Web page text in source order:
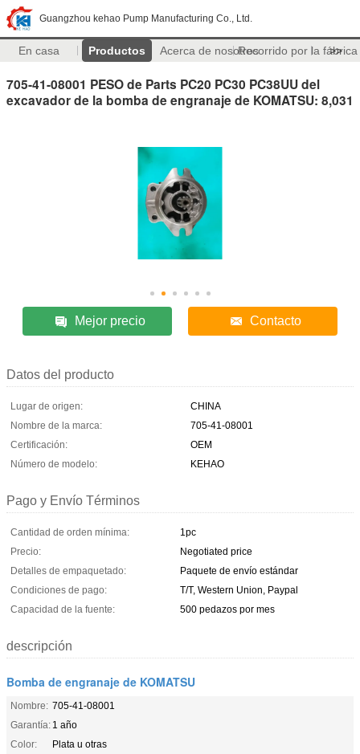
Guangzhou kehao Pump Manufacturing Co., Ltd.
En casa Productos Acerca de nosotrosRecorrido por la fábrica
>>
705-41-08001 PESO de Parts PC20 PC30 PC38UU del
excavador de la bomba de engranaje de KOMATSU: 8,031
Mejor precio Contacto
Datos del producto
Lugar de origen:
CHINA
Nombre de la marca:
705-41-08001
Certificación:
OEM
Número de modelo:
KEHAO
Pago y Envío Términos
Cantidad de orden mínima:
1pc
Precio:
Negotiated price
Detalles de empaquetado:
Paquete de envío estándar
Condiciones de pago:
T/T, Western Union, Paypal
Capacidad de la fuente:
500 pedazos por mes
descripción
Bomba de engranaje de KOMATSU
Nombre: 705-41-08001
Garantía: 1 año
Color:
Plata u otras